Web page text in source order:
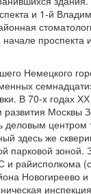
и 1-й
проспекта
Немецкого
В 70-х годах ХХ
Москвы
центром
здесь же
парковой зоной.
райисполкома
Новогиреево